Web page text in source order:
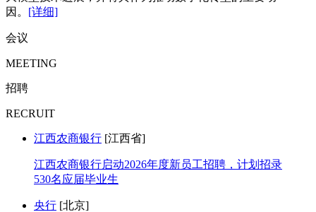
因。 [详细]
会议
MEETING
招聘
RECRUIT
江西农商银行 [江西省]
江西农商银行启动2026年度新员工招聘，计划招录
530名应届毕业生
央行 [北京]